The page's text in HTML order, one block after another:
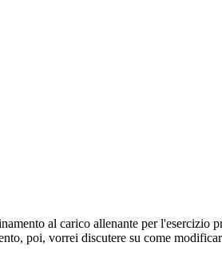
al carico allenante per l'esercizio
poi, vorrei discutere su come